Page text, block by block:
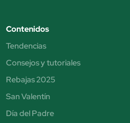
Contenidos
Tendencias
Consejos y tutoriales
Rebajas 2025
San Valentín
Día del Padre